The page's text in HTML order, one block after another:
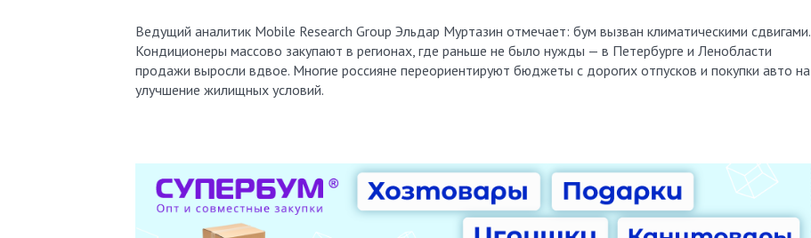
Ведущий аналитик Mobile Research Group Эльдар Муртазин отмечает: бум вызван климатическими сдвигами.
Кондиционеры массово закупают в регионах, где раньше не было нужды — в Петербурге и Ленобласти
продажи выросли вдвое. Многие россияне переориентируют бюджеты с дорогих отпусков и покупки авто на
улучшение жилищных условий.